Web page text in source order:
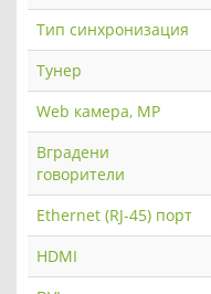
Тип синхронизация
Тунер
Web камера, MP
Вградени
говорители
Ethernet (RJ-45) порт
HDMI